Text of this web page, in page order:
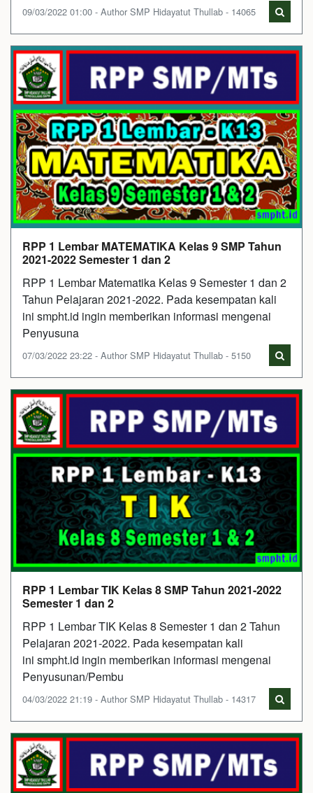
09/03/2022 01:00 - Author SMP Hidayatut Thullab - 14065
RPP 1 Lembar MATEMATIKA Kelas 9 SMP Tahun
2021-2022 Semester 1 dan 2
RPP 1 Lembar Matematika Kelas 9 Semester 1 dan 2
Tahun Pelajaran 2021-2022. Pada kesempatan kali
ini smpht.id ingin memberikan informasi mengenai
Penyusuna
07/03/2022 23:22 - Author SMP Hidayatut Thullab - 5150
RPP 1 Lembar TIK Kelas 8 SMP Tahun 2021-2022
Semester 1 dan 2
RPP 1 Lembar TIK Kelas 8 Semester 1 dan 2 Tahun
Pelajaran 2021-2022. Pada kesempatan kali
ini smpht.id ingin memberikan informasi mengenai
Penyusunan/Pembu
04/03/2022 21:19 - Author SMP Hidayatut Thullab - 14317